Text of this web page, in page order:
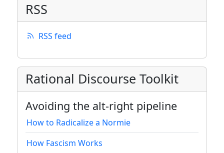
RSS
RSS feed
Rational Discourse Toolkit
Avoiding the alt-right pipeline
How to Radicalize a Normie
How Fascism Works